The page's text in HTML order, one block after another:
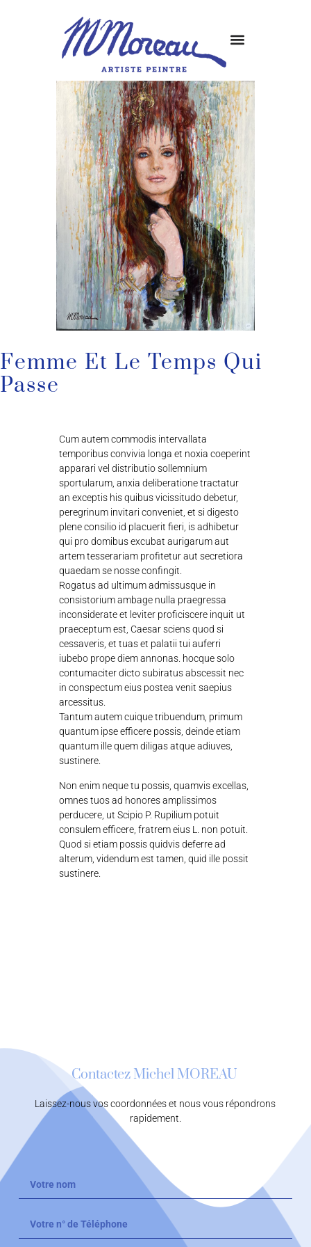
Femme Et Le Temps Qui
Passe
Cum autem commodis intervallata
temporibus convivia longa et noxia coeperint
apparari vel distributio sollemnium
sportularum, anxia deliberatione tractatur
an exceptis his quibus vicissitudo debetur,
peregrinum invitari conveniet, et si digesto
plene consilio id placuerit fieri, is adhibetur
qui pro domibus excubat aurigarum aut
artem tesserariam profitetur aut secretiora
quaedam se nosse confingit.
Rogatus ad ultimum admissusque in
consistorium ambage nulla praegressa
inconsiderate et leviter proficiscere inquit ut
praeceptum est, Caesar sciens quod si
cessaveris, et tuas et palatii tui auferri
iubebo prope diem annonas. hocque solo
contumaciter dicto subiratus abscessit nec
in conspectum eius postea venit saepius
arcessitus.
Tantum autem cuique tribuendum, primum
quantum ipse efficere possis, deinde etiam
quantum ille quem diligas atque adiuves,
sustinere.
Non enim neque tu possis, quamvis excellas,
omnes tuos ad honores amplissimos
perducere, ut Scipio P. Rupilium potuit
consulem efficere, fratrem eius L. non potuit.
Quod si etiam possis quidvis deferre ad
alterum, videndum est tamen, quid ille possit
sustinere.
Contactez Michel MOREAU
Laissez-nous vos coordonnées et nous vous répondrons
rapidement.